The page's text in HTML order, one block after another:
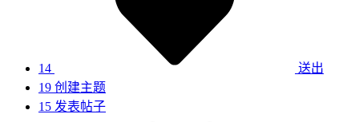
14
送出
19 创建主题
15 发表帖子